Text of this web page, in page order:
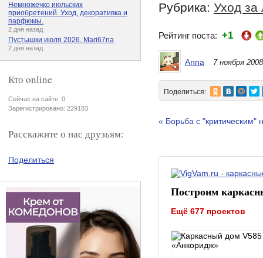
Рубрика: Уход за
Рейтинг поста: +1
Anna 7 ноября
Поделиться:
« Борьба с "критическим"
Построим
Ещё 677 проектов
Немножечко июльских
приобретений. Уход, декоративка и
парфюмы.
2 дня назад
Пустышки июля 2026. Mari67na
2 дня назад
Кто online
Сейчас на сайте: 0
Зарегистрировано: 229183
Расскажите о нас друзьям:
Поделиться